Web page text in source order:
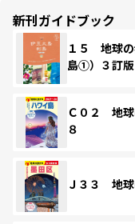
新刊ガイドブック
１５ 地球
島①）３訂版
Ｃ０２ 地
８
Ｊ３３ 地